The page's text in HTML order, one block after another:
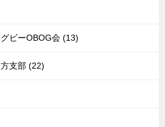
ビーOBOG会 (13)
支部 (22)